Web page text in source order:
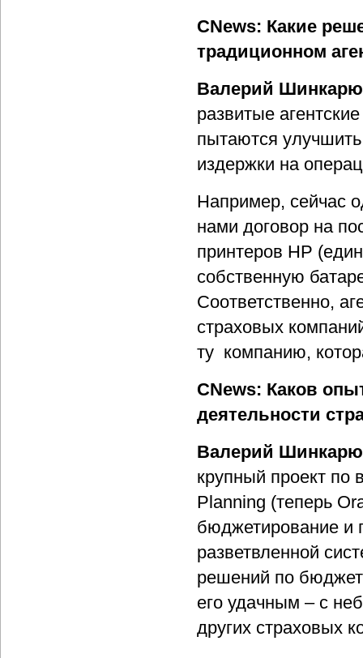
CNews: Какие
традиционном
Валерий
развитые
пытаются
издержки на
Например, сейчас
нами договор на
принтеров HP
собственную
Соответственно,
страховых
ту компанию,
CNews: Каков
деятельности
Валерий
крупный проект
Planning (теперь
бюджетирование и
разветвленной
решений по
его удачным – с
других страховых